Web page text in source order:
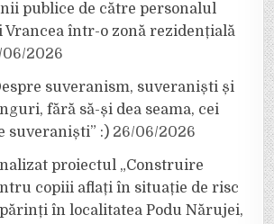
publice de către personalul
într-o zonă rezidențială
06/2026
suveranism, suveraniști și
fără să-și dea seama, cei
suveraniști” :) 26/06/2026
proiectul „Construire
copiii aflați în situație de risc
în localitatea Podu Nărujei,